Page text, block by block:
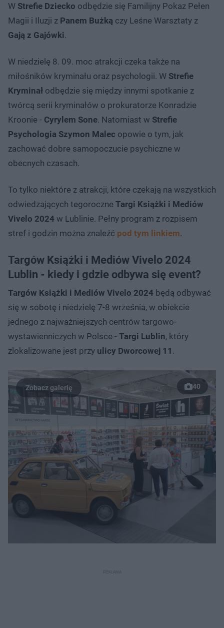
W Strefie Dziecko odbędzie się Familijny Pokaz Pełen
Magii i Iluzji z Panem Bużką czy Leśne Warsztaty z
Gają z Gajówki.
W niedzielę 8. 09. moc atrakcji czeka także na
miłośników kryminału oraz psychologii. W Strefie
Kryminał odbędzie się między innymi spotkanie z
twórcą serii kryminałów o prokuratorze Konradzie
Kroonie - Cyrylem Sone. Natomiast w Strefie
Psychologia Szymon Malec opowie o tym, jak
zachować dobre samopoczucie psychiczne w
obecnych czasach.
To tylko niektóre z atrakcji, które czekają na wszystkich
odwiedzających tegoroczne Targi Książki i Mediów
Vivelo 2024 w Lublinie. Pełny program z rozpisem
stref i godzin można znaleźć pod tym linkiem.
Targów Książki i Mediów Vivelo 2024
Lublin - kiedy i gdzie odbywa się event?
Targów Książki i Mediów Vivelo 2024 będą odbywać
się w sobotę i niedzielę 7-8 września, w obiekcie
jednego z najważniejszych centrów targowo-
wystawienniczych w Polsce - Targi Lublin, który
zlokalizowane jest przy ulicy Dworcowej 11 .
40